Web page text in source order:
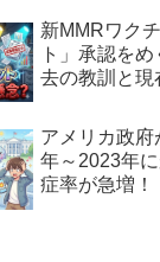
新MMRワク
ト」承認を
去の教訓と現
アメリカ政
年～2023年
症率が急増！